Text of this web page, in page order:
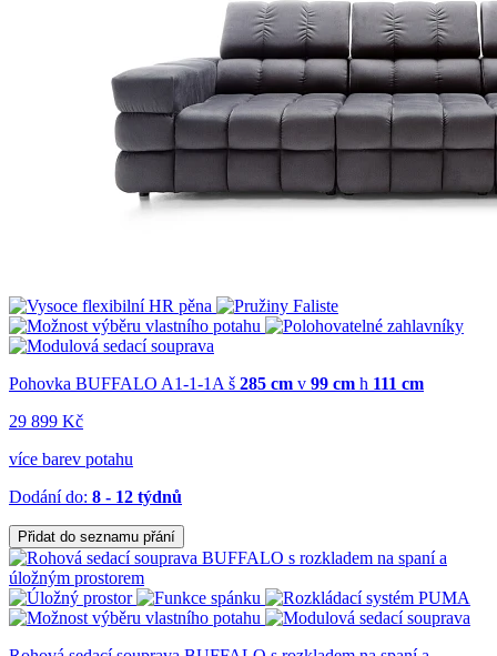
Pohovka BUFFALO A1-1-1A š 285 cm v 99 cm h 111 cm
29 899 Kč
více barev potahu
Dodání do: 8 - 12 týdnů
Přidat do seznamu přání